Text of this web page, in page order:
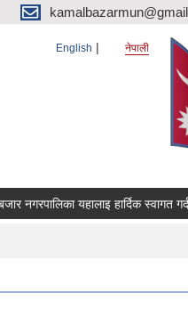
English नेपाली
नगरपालिका यहालाइ हार्दिक स्वागत